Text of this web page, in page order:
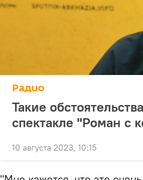
Радио
Такие
спектакле "Роман с
10 августа 2023, 10:15